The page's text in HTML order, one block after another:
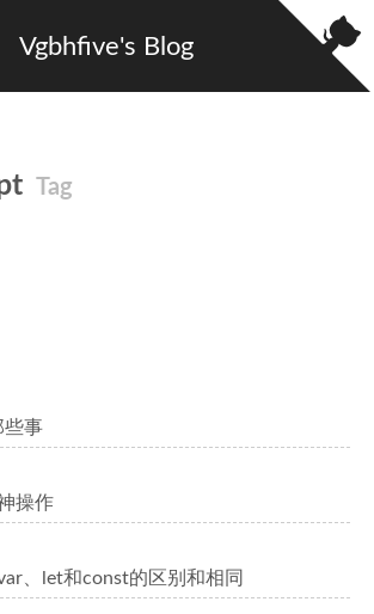
Vgbhfive's Blog
Tag
些事
操作
、let和const的区别和相同